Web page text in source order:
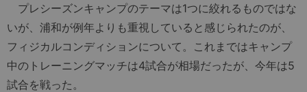
プレシーズンキャンプのテーマは1つに絞れるものではな
いが、浦和が例年よりも重視していると感じられたのが、
フィジカルコンディションについて。これまではキャンプ
中のトレーニングマッチは4試合が相場だったが、今年は5
試合を戦った。